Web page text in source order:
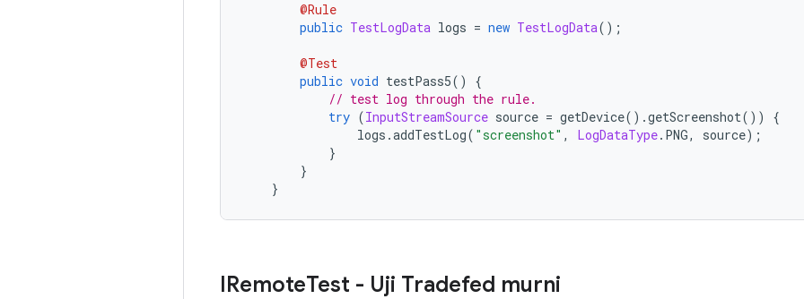
@Rule
public TestLogData logs = new TestLogData();
@Test
public void testPass5()
{
// test log through the rule.
try (InputStreamSource source = getDevice().getScreenshot())
{
logs .addTestLog( "screenshot" , LogDataType. PNG, source);
}
}
}
IRemoteTest - Uji Tradefed murni